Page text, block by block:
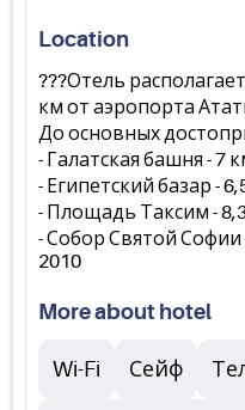
Location
???Отель
км от аэропорта
До основных
- Галатская башня - 7
- Египетский базар -
- Площадь Таксим -
- Собор Святой Софии
2010
More about hotel
Wi-Fi Сейф